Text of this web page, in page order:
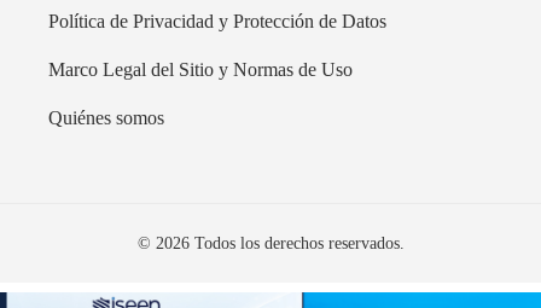
Política de Privacidad y Protección de Datos
Marco Legal del Sitio y Normas de Uso
Quiénes somos
© 2026 Todos los derechos reservados.